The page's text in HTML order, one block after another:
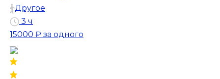
Другое
3 ч
15000 ₽ за одного